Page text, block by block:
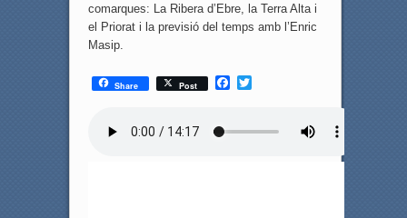
comarques: La Ribera d’Ebre, la Terra Alta i
el Priorat i la previsió del temps amb l’Enric
Masip.
Share Post
F
T